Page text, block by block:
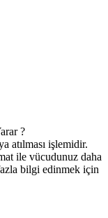
?
atılması işlemidir.
ile vücudunuz daha
bilgi edinmek için